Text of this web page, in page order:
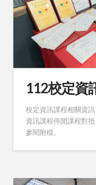
112校定資
校定資訊課程相關資
資訊課程停開課程對
參閱附檔。